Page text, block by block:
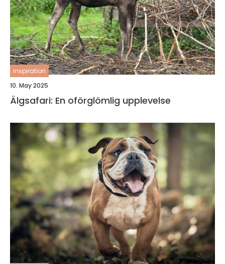
inspiration
10. May 2025
Älgsafari: En oförglömlig upplevelse